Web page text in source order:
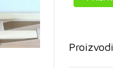
Proizvodi